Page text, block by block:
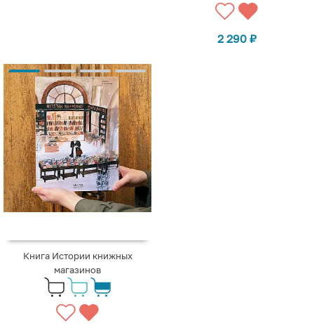
2 290 ₽
Книга Истории книжных
магазинов